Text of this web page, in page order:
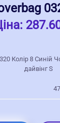
Колір 8 Синій
дайвінг S